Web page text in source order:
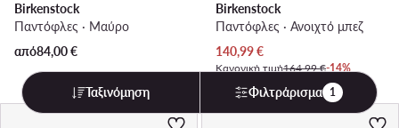
Birkenstock
Παντόφλες · Μαύρο
από84,00€
Birkenstock
Παντόφλες · Ανοιχτό μπεζ
Τρέχουσα τιμή
140,99€
Κανονική τιμή164,99 €-14%
Η χαμηλότερη τιμή
150,99 €
Ταξινόμηση Φιλτράρισμα 1